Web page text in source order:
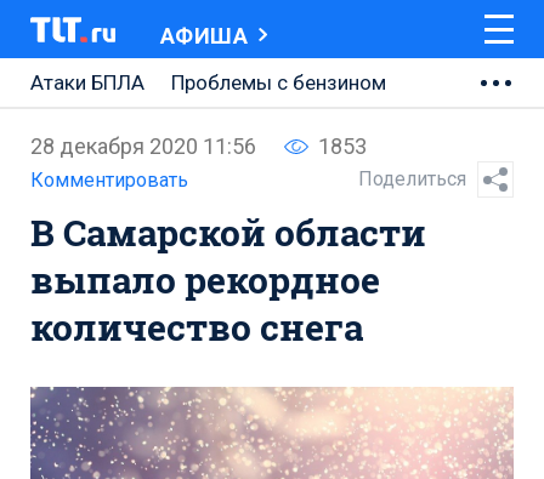
АФИША
Атаки БПЛА
Проблемы с бензином
АВТОВАЗ
Ремонт Центральной площади
Ремонт Обводного шоссе
Набережная Тольятти
Неделя Тольятти
28 декабря 2020 11:56 1853
Комментировать Поделиться
В Самарской области
выпало рекордное
количество снега